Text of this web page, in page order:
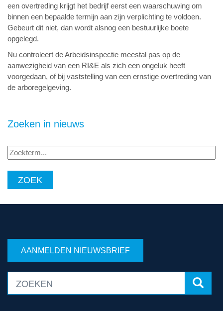
een overtreding krijgt het bedrijf eerst een waarschuwing om
binnen een bepaalde termijn aan zijn verplichting te voldoen.
Gebeurt dit niet, dan wordt alsnog een bestuurlijke boete
opgelegd.
Nu controleert de Arbeidsinspectie meestal pas op de
aanwezigheid van een RI&E als zich een ongeluk heeft
voorgedaan, of bij vaststelling van een ernstige overtreding van
de arboregelgeving.
Zoeken in nieuws
AANMELDEN NIEUWSBRIEF